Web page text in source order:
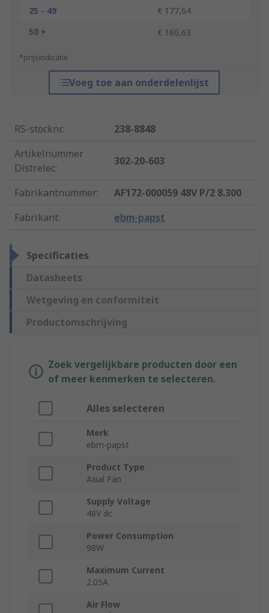
25 - 49
€ 177,64
50 +
€ 160,63
*prijsindicatie
Voeg toe aan onderdelenlijst
RS-stocknr.:
238-8848
Artikelnummer
Distrelec:
302-20-603
Fabrikantnummer:
AF172-000059 48V P/2 8.300
Fabrikant: ebm-papst
Specificaties
Datasheets
Wetgeving en conformiteit
Productomschrijving
Zoek vergelijkbare producten door een
of meer kenmerken te selecteren.
Alles selecteren
Merk
ebm-papst
Product Type
Axial Fan
Supply Voltage
48V dc
Power Consumption
98W
Maximum Current
2.05A
Air Flow